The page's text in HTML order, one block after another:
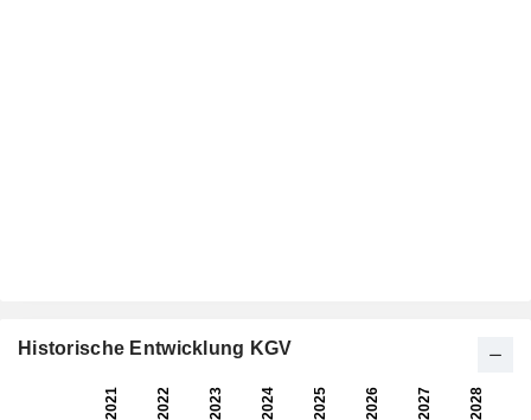
Historische Entwicklung KGV